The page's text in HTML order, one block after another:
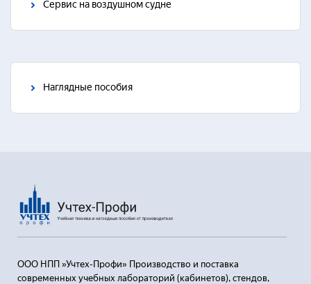
Сервис на воздушном судне
Наглядные пособия
ООО НПП »Учтех-Профи» Производство и поставка
современных учебных лабораторий (кабинетов), стендов,